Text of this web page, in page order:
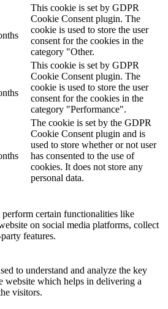
This cookie is set by GDPR
Cookie Consent plugin. The
cookie is used to store the user
consent for the cookies in the
category "Other.
This cookie is set by GDPR
Cookie Consent plugin. The
cookie is used to store the user
consent for the cookies in the
category "Performance".
The cookie is set by the GDPR
Cookie Consent plugin and is
used to store whether or not user
has consented to the use of
cookies. It does not store any
personal data.
certain functionalities like
on social media platforms, collect
features.
to understand and analyze the key
website which helps in delivering a
visitors.